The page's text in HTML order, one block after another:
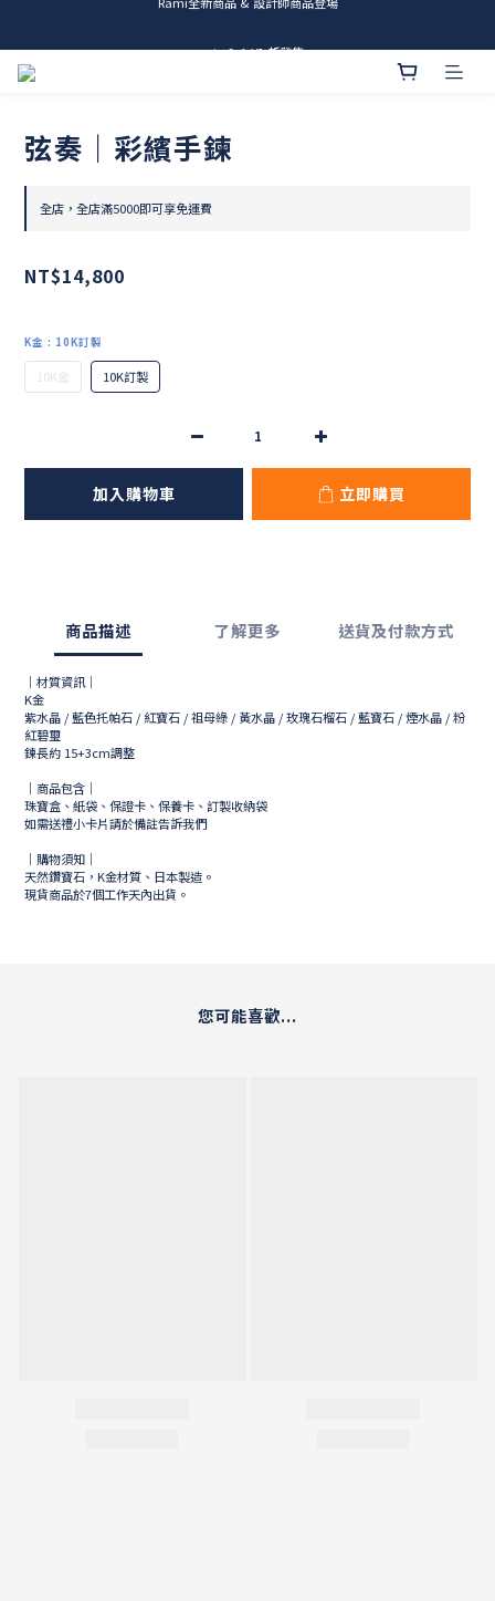
me.ie & A-Y2 新發售
弦奏｜彩繽手鍊
全店，全店滿5000即可享免運費
NT$14,800
K金 : 10K訂製
10K金 10K訂製
加入購物車 立即購買
商品描述 了解更多 送貨及付款方式
｜材質資訊｜
K金
紫水晶 / 藍色托帕石 / 紅寶石 / 祖母綠 / 黃水晶 / 玫瑰石榴石 / 藍寶石 / 煙水晶 / 粉
紅碧璽
鍊長約 15+3cm調整
｜商品包含｜
珠寶盒、紙袋、保證卡、保養卡、訂製收納袋
如需送禮小卡片請於備註告訴我們
｜購物須知｜
天然鑽寶石，K金材質、日本製造。
現貨商品於7個工作天內出貨。
您可能喜歡...